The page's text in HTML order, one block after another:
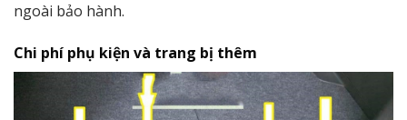
ngoài bảo hành.
Chi phí phụ kiện và trang bị thêm